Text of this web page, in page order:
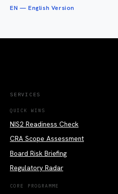
EN — English Version
SERVICES
QUICK WINS
NIS2 Readiness Check
CRA Scope Assessment
Board Risk Briefing
Regulatory Radar
CORE PROGRAMME